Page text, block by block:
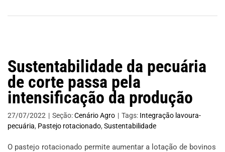
Sustentabilidade da pecuária
de corte passa pela
intensificação da produção
27/07/2022 | Seção:Cenário Agro | Tags: Integração lavoura-
pecuária, Pastejo rotacionado, Sustentabilidade
O pastejo rotacionado permite aumentar a lotação de bovinos